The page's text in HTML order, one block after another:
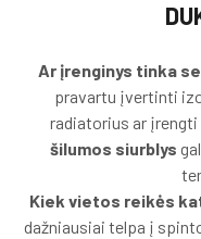
Ar įrenginys tinka
pravartu įvertinti
radiatorius ar įrengti
šilumos siurblys
Kiek vietos reikės
dažniausiai telpa į